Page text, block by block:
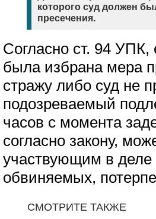
которого суд должен
пресечения.
Согласно ст. 94
была избрана мера
стражу либо суд не
подозреваемый
часов с момента
согласно закону,
участвующим в деле
обвиняемых,
СМОТРИТЕ ТАКЖЕ